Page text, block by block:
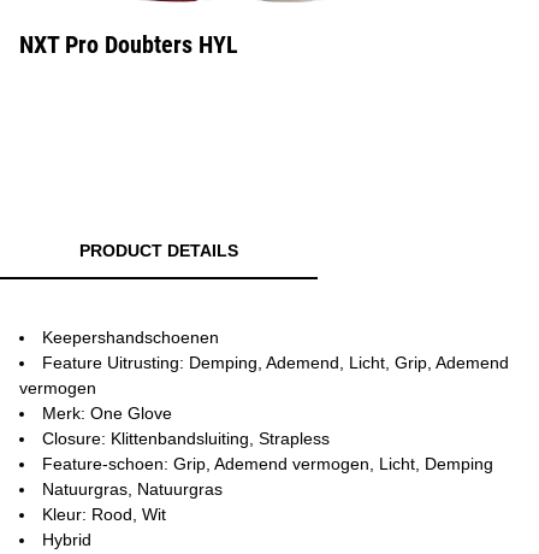
NXT Pro Doubters HYL
PRODUCT DETAILS
Keepershandschoenen
Feature Uitrusting: Demping, Ademend, Licht, Grip, Ademend
vermogen
Merk: One Glove
Closure: Klittenbandsluiting, Strapless
Feature-schoen: Grip, Ademend vermogen, Licht, Demping
Natuurgras, Natuurgras
Kleur: Rood, Wit
Hybrid